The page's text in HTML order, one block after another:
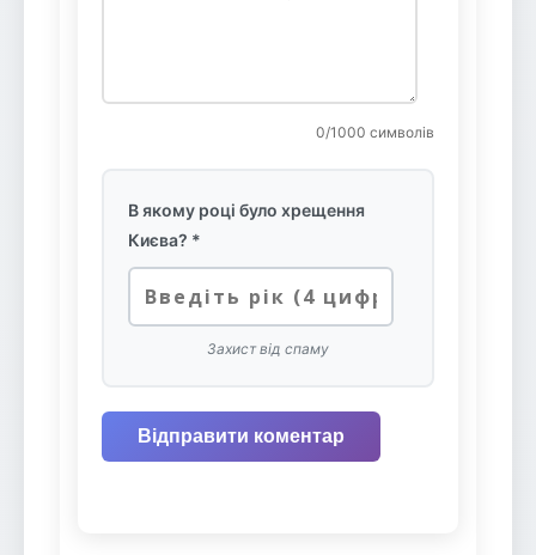
0/1000 символів
В якому році було хрещення
Києва? *
Захист від спаму
Відправити коментар